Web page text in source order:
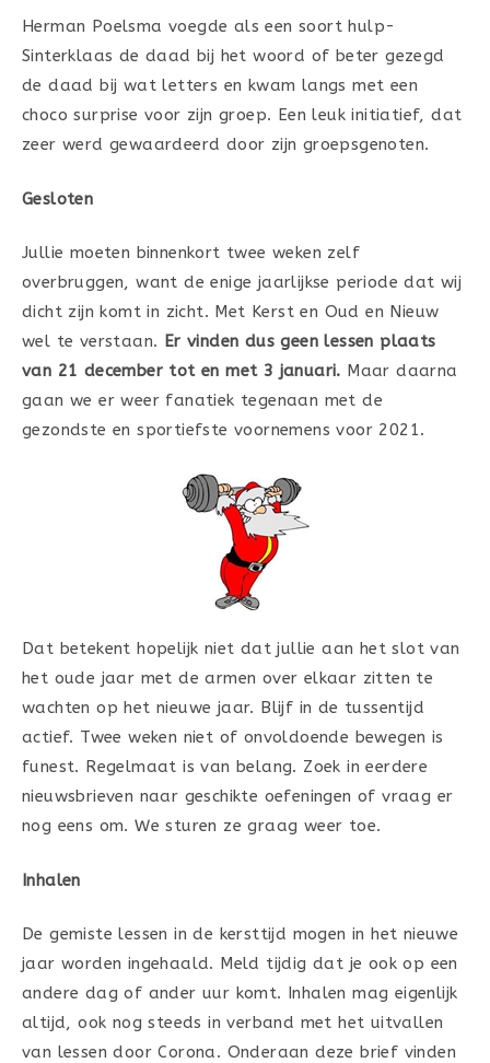
Herman Poelsma voegde als een soort hulp-
Sinterklaas de daad bij het woord of beter gezegd
de daad bij wat letters en kwam langs met een
choco surprise voor zijn groep. Een leuk initiatief, dat
zeer werd gewaardeerd door zijn groepsgenoten.
Gesloten
Jullie moeten binnenkort twee weken zelf
overbruggen, want de enige jaarlijkse periode dat wij
dicht zijn komt in zicht. Met Kerst en Oud en Nieuw
wel te verstaan. Er vinden dus geen lessen plaats
van 21 december tot en met 3 januari. Maar daarna
gaan we er weer fanatiek tegenaan met de
gezondste en sportiefste voornemens voor 2021.
Dat betekent hopelijk niet dat jullie aan het slot van
het oude jaar met de armen over elkaar zitten te
wachten op het nieuwe jaar. Blijf in de tussentijd
actief. Twee weken niet of onvoldoende bewegen is
funest. Regelmaat is van belang. Zoek in eerdere
nieuwsbrieven naar geschikte oefeningen of vraag er
nog eens om. We sturen ze graag weer toe.
Inhalen
De gemiste lessen in de kersttijd mogen in het nieuwe
jaar worden ingehaald. Meld tijdig dat je ook op een
andere dag of ander uur komt. Inhalen mag eigenlijk
altijd, ook nog steeds in verband met het uitvallen
van lessen door Corona. Onderaan deze brief vinden